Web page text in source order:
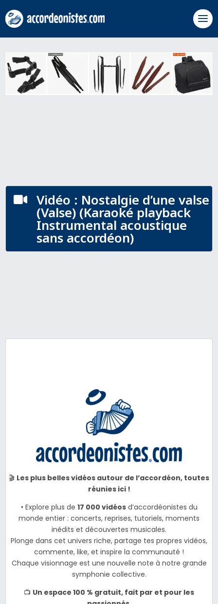
 Vidéo : Nostalgie d’une valse
(Valse) (Karaoké playback
Instrumental acoustique
sans accordéon)
🎬 Les plus belles vidéos autour de l’accordéon, toutes
réunies ici !
• Explore plus de 17 000 vidéosd’accordéonistes du
monde entier : concerts, reprises, tutoriels, moments
inédits et découvertes musicales.
Plonge dans cet univers riche, partage tes propres vidéos,
commente, like, et inspire la communauté !
Chaque visionnage est une nouvelle note à notre grande
symphonie collective.
📺 Un espace 100 % gratuit, fait par et pour les